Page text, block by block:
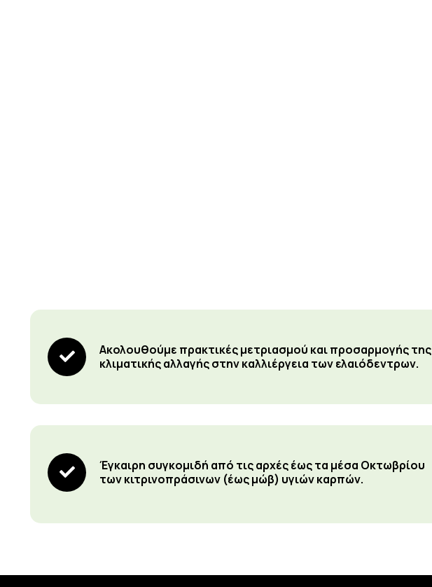
Ακολουθούμε πρακτικές μετριασμού και προσαρμογής της
κλιματικής αλλαγής στην καλλιέργεια των ελαιόδεντρων.
Έγκαιρη συγκομιδή από τις αρχές έως τα μέσα Οκτωβρίου
των κιτρινοπράσινων (έως μώβ) υγιών καρπών.